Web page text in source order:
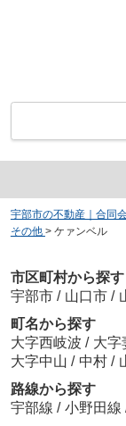
宇部市の不動産｜合同
その他 > ケァンベル
市区町村から探す
宇部市 / 山口市 /
町名から探す
大字西岐波 / 大字
大字中山 / 中村 /
路線から探す
宇部線 / 小野田線